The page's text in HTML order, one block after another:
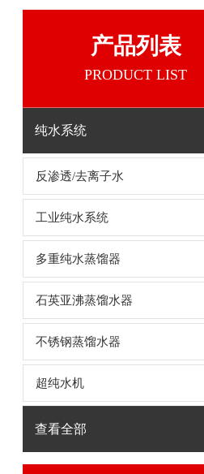
产品列表
PRODUCT LIST
纯水系统
反渗透/去离子水
工业纯水系统
多重纯水蒸馏器
石英亚沸蒸馏水器
不锈钢蒸馏水器
超纯水机
查看全部